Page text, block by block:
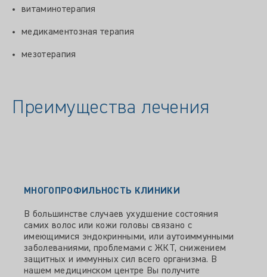
витаминотерапия
медикаментозная терапия
мезотерапия
Преимущества лечения
МНОГОПРОФИЛЬНОСТЬ КЛИНИКИ
В большинстве случаев ухудшение состояния
самих волос или кожи головы связано с
имеющимися эндокринными, или аутоиммунными
заболеваниями, проблемами с ЖКТ, снижением
защитных и иммунных сил всего организма. В
нашем медицинском центре Вы получите